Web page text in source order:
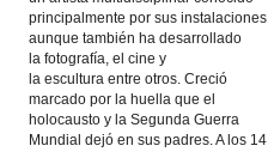
principalmente por sus instalaciones,
aunque también ha desarrollado
la fotografía, el cine y
la escultura entre otros. Creció
marcado por la huella que el
holocausto y la Segunda Guerra
Mundial dejó en sus padres. A los 14